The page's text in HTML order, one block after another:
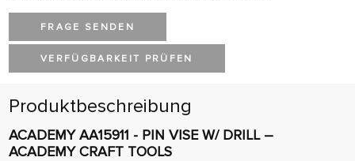
FRAGE SENDEN
VERFÜGBARKEIT PRÜFEN
Produktbeschreibung
ACADEMY AA15911 - PIN VISE W/ DRILL –
ACADEMY CRAFT TOOLS